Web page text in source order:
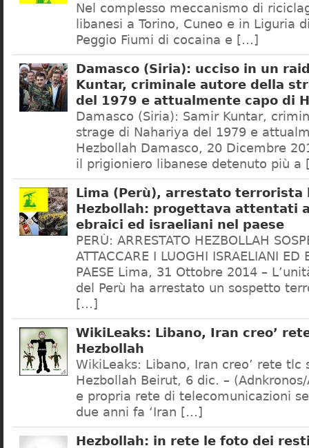
Nel complesso meccanismo di
libanesi a Torino, Cuneo e in Liguria
Peggio Fiumi di cocaina e […]
Damasco (Siria): ucciso in un
Kuntar, criminale autore della
del 1979 e attualmente capo di
Damasco (Siria): Samir Kuntar,
strage di Nahariya del 1979 e
Hezbollah Damasco, 20 Dicembre
il prigioniero libanese detenuto più
Lima (Perù), arrestato terrorista
Hezbollah: progettava attentati
ebraici ed israeliani nel paese
PERÙ: ARRESTATO HEZBOLLAH
ATTACCARE I LUOGHI ISRAELIANI ED
PAESE Lima, 31 Ottobre 2014 –
del Perù ha arrestato un sospetto
[…]
WikiLeaks: Libano, Iran creo’
Hezbollah
WikiLeaks: Libano, Iran creo’ rete tlc
Hezbollah Beirut, 6 dic. –
e propria rete di telecomunicazioni
due anni fa ‘Iran […]
Hezbollah: in rete le foto dei